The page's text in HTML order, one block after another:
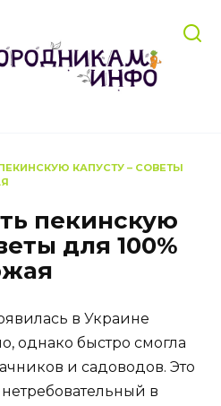
КАПУСТУ – СОВЕТЫ
пекинскую
для 100%
в Украине
однако быстро смогла
и садоводов. Это
в